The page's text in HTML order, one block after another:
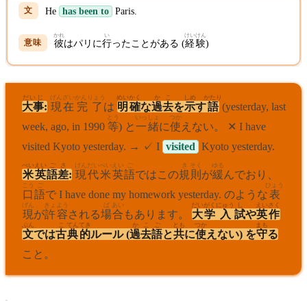
He has been to Paris.
彼
かれ
はパリに行
い
ったことがある (経験
けいけん
)
大事
だいじ
: 現在
げんざい
完了
かんりょう
は 明確
めいかく
な過去
かこ
を示
しめ
す語
かたり
(yesterday, last
week, ago, in 1990 等
とう
) と一
いっ
緒
しょ
に使
つか
えない。 ✕ I have
visited Kyoto yesterday. → ✓ I visited Kyoto yesterday.
米
べい
英
えい
語
ご
差
さ
: 現
げん
代
だい
米
べい
英
えい
語
ご
ではこの規
き
則
そく
が緩
ゆる
んでおり、
口
こう
語
ご
で I have done my homework yesterday. のような表
ひょう
現
げん
が許
きょ
容
よう
される場
ば
合
あい
もあります。 大
だい
学
がく
入
にゅう
試
し
や英
えい
作
さく
文
ぶん
では古
こ
典
てん
的
てき
ルール (過去
かこ
語
ご
と共
とも
に使
つか
えない) を守
まも
る
こと。